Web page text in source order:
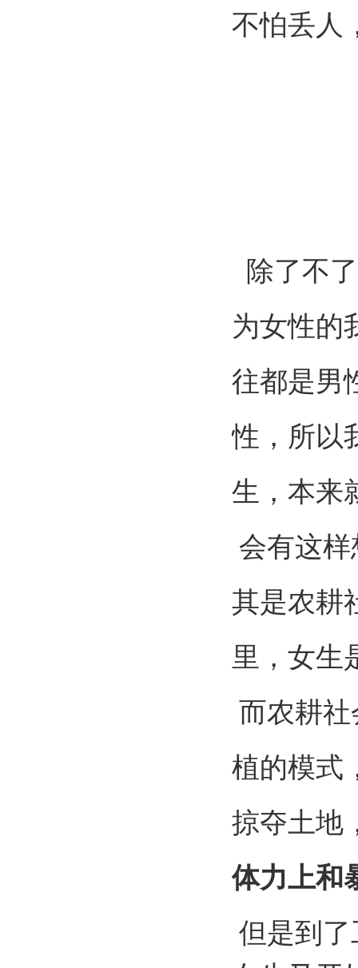
不怕丢人
除了不
为女性的
往都是男
性，所以
生，本来
会有这
其是农耕
里，女生
而农耕
植的模式
掠夺土地
体力上和
但是到